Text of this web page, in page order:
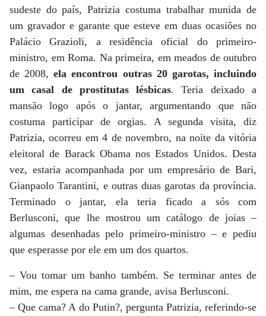
sudeste do país, Patrizia costuma trabalhar munida de
um gravador e garante que esteve em duas ocasiões no
Palácio Grazioli, a residência oficial do primeiro-
ministro, em Roma. Na primeira, em meados de outubro
de 2008,ela encontrou outras 20 garotas, incluindo
um casal de prostitutas lésbicas. Teria deixado a
mansão logo após o jantar, argumentando que não
costuma participar de orgias. A segunda visita, diz
Patrizia, ocorreu em 4 de novembro, na noite da vitória
eleitoral de Barack Obama nos Estados Unidos. Desta
vez, estaria acompanhada por um empresário de Bari,
Gianpaolo Tarantini, e outras duas garotas da província.
Terminado o jantar, ela teria ficado a sós com
Berlusconi, que lhe mostrou um catálogo de joias –
algumas desenhadas pelo primeiro-ministro – e pediu
que esperasse por ele em um dos quartos.
– Vou tomar um banho também. Se terminar antes de
mim, me espera na cama grande, avisa Berlusconi.
– Que cama? A do Putin?, pergunta Patrizia, referindo-se